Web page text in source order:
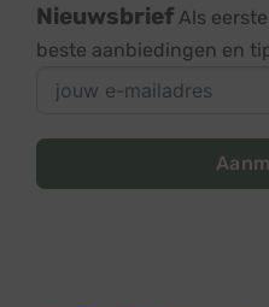
Nieuwsbrief Als
beste aanbiedingen en